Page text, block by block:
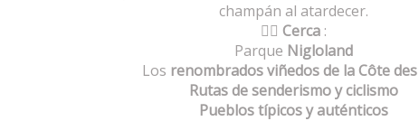
champán al atardecer.
🚶‍♂️ Cerca:
Parque Nigloland
Los renombrados viñedos de la Côte
Rutas de senderismo y ciclismo
Pueblos típicos y auténticos